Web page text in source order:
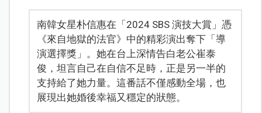
南韓女星朴信惠在「2024 SBS 演技大賞」憑
《來自地獄的法官》中的精彩演出奪下「導
演選擇獎」。她在台上深情告白老公崔泰
俊，坦言自己在自信不足時，正是另一半的
支持給了她力量。這番話不僅感動全場，也
展現出她婚後幸福又穩定的狀態。